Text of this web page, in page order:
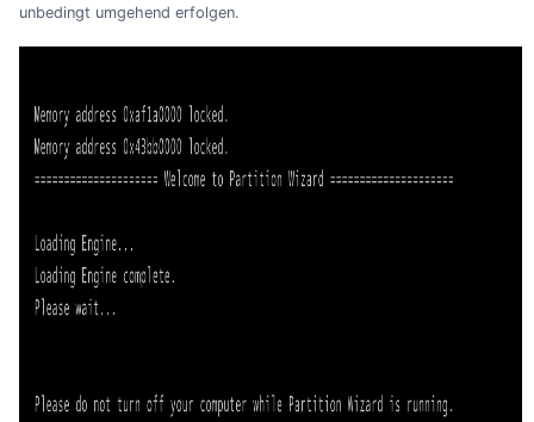
unbedingt umgehend erfolgen.